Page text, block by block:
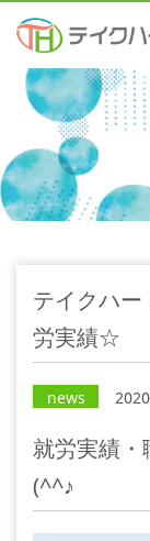
テイクハ
労実績☆
news
就労実績・
(^^♪